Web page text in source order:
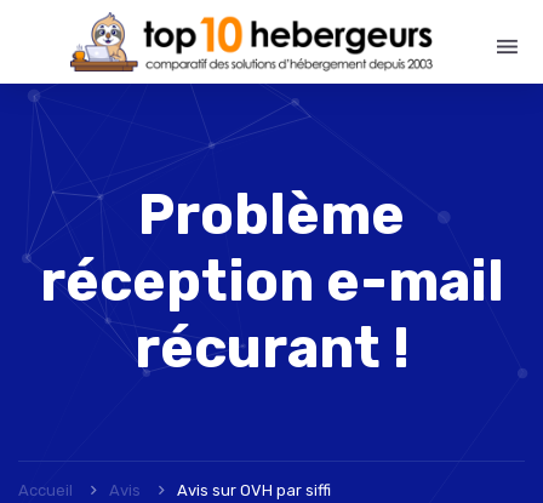
Problème
réception e-mail
récurant !
Accueil Avis Avis sur OVH par siffi